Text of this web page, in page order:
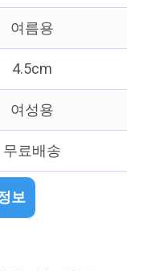
여름용
4.5cm
여성용
무료배송
보